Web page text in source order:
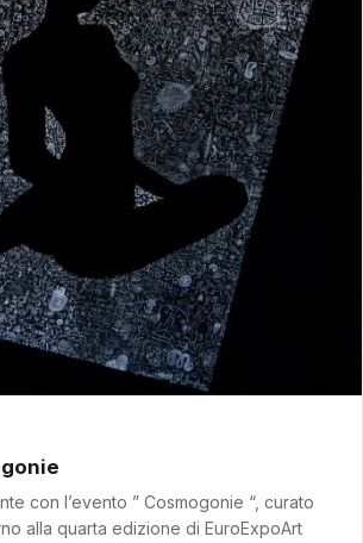
con l’evento ” Cosmogonie “, curato
alla quarta edizione di EuroExpoArt